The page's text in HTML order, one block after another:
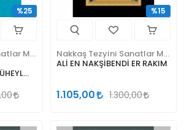
%25
ALİ EN NAKŞİBENDİ ER RAKIM
1.105,00 1.300,00
%15